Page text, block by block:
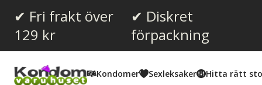
✔ Fri frakt över
129 kr
✔ Diskret
förpackning
Kondomer Sexleksaker Hitta rätt
Recensioner (2)